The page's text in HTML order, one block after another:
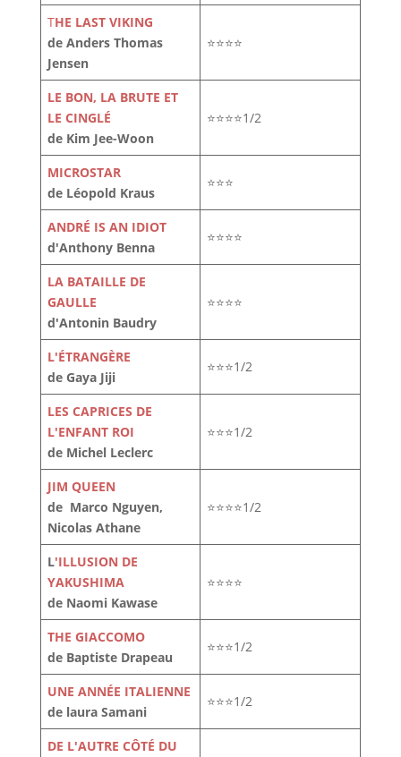
THE LAST VIKING
de Anders Thomas
Jensen
⭐⭐⭐⭐
LE BON, LA BRUTE ET
LE CINGLÉ
de Kim Jee-Woon
⭐⭐⭐⭐1/2
MICROSTAR
de Léopold Kraus
⭐⭐⭐
ANDRÉ IS AN IDIOT
d'Anthony Benna
⭐⭐⭐⭐
LA BATAILLE DE
GAULLE
d'Antonin Baudry
⭐⭐⭐⭐
L'ÉTRANGÈRE
de Gaya Jiji
⭐⭐⭐1/2
LES CAPRICES DE
L'ENFANT ROI
de Michel Leclerc
⭐⭐⭐1/2
JIM QUEEN
de Marco Nguyen,
Nicolas Athane
⭐⭐⭐⭐1/2
L'ILLUSION DE
YAKUSHIMA
de Naomi Kawase
⭐⭐⭐⭐
THE GIACCOMO
de Baptiste Drapeau
⭐⭐⭐1/2
UNE ANNÉE ITALIENNE
de laura Samani
⭐⭐⭐1/2
DE L'AUTRE CÔTÉ DU